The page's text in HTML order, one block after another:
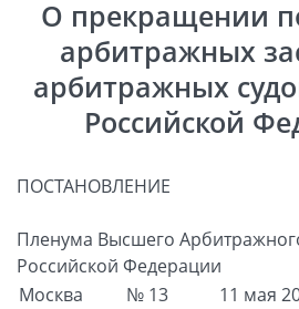
О прекращении
арбитражных
арбитражных
Российской
ПОСТАНОВЛЕНИЕ
Пленума Высшего
Российской Федерации
Москва
№ 13
11 мая